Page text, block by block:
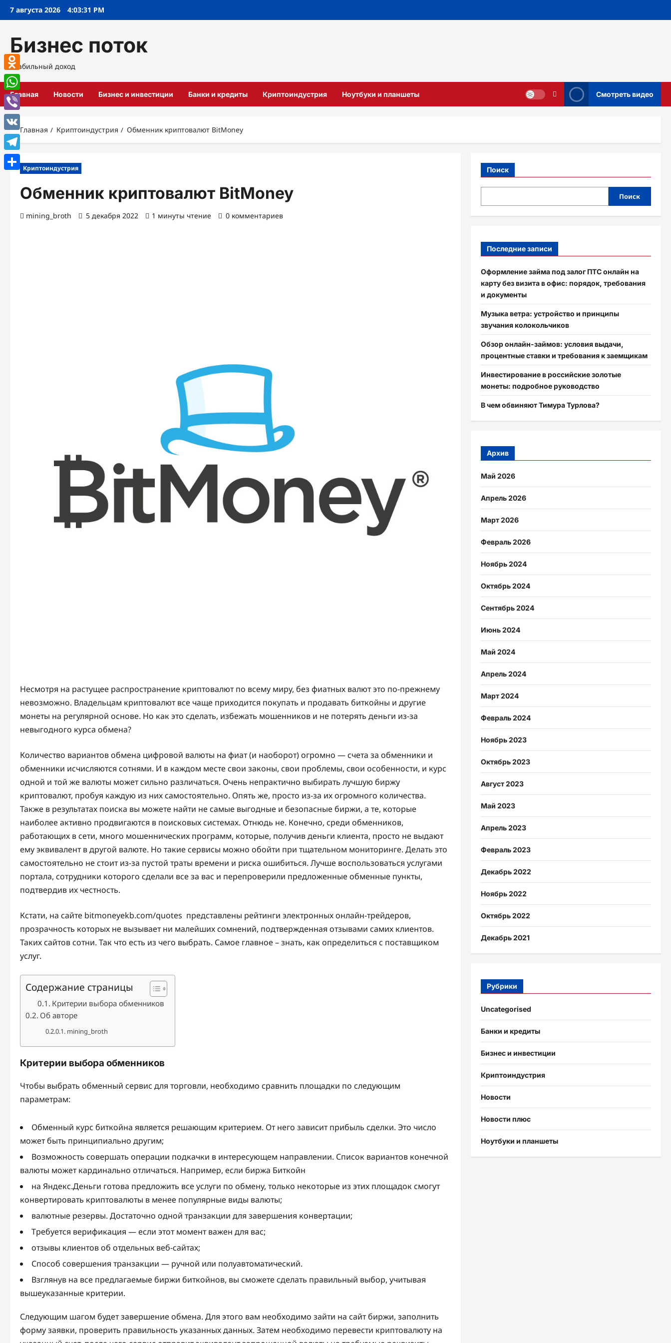
Перейти
7 августа 2026 4:03:32 PM
Бизнес поток
Стабильный доход
Главная Новости Бизнес и инвестиции Банки и кредиты Криптоиндустрия Ноутбуки и планшеты Смотреть видео
Главная Криптоиндустрия Обменник криптовалют BitMoney
Криптоиндустрия
Обменник криптовалют BitMoney
mining_broth 5 декабря 2022 1 минуты чтение 0 комментариев
Несмотря на растущее распространение криптовалют по всему миру, без фиатных валют это по-прежнему
невозможно. Владельцам криптовалют все чаще приходится покупать и продавать биткойны и другие
монеты на регулярной основе. Но как это сделать, избежать мошенников и не потерять деньги из-за
невыгодного курса обмена?
Количество вариантов обмена цифровой валюты на фиат (и наоборот) огромно — счета за обменники и
обменники исчисляются сотнями. И в каждом месте свои законы, свои проблемы, свои особенности, и курс
одной и той же валюты может сильно различаться. Очень непрактично выбирать лучшую биржу
криптовалют, пробуя каждую из них самостоятельно. Опять же, просто из-за их огромного количества.
Также в результатах поиска вы можете найти не самые выгодные и безопасные биржи, а те, которые
наиболее активно продвигаются в поисковых системах. Отнюдь не. Конечно, среди обменников,
работающих в сети, много мошеннических программ, которые, получив деньги клиента, просто не выдают
ему эквивалент в другой валюте. Но такие сервисы можно обойти при тщательном мониторинге. Делать это
самостоятельно не стоит из-за пустой траты времени и риска ошибиться. Лучше воспользоваться услугами
портала, сотрудники которого сделали все за вас и перепроверили предложенные обменные пункты,
подтвердив их честность.
Кстати, на сайте bitmoneyekb.com/quotes представлены рейтинги электронных онлайн-трейдеров,
прозрачность которых не вызывает ни малейших сомнений, подтвержденная отзывами самих клиентов.
Таких сайтов сотни. Так что есть из чего выбрать. Самое главное – знать, как определиться с поставщиком
услуг.
Содержание страницы
Критерии выбора обменников
Об авторе
mining_broth
Критерии выбора обменников
Чтобы выбрать обменный сервис для торговли, необходимо сравнить площадки по следующим
параметрам:
Обменный курс биткойна является решающим критерием. От него зависит прибыль сделки. Это число
может быть принципиально другим;
Возможность совершать операции подкачки в интересующем направлении. Список вариантов конечной
валюты может кардинально отличаться. Например, если биржа Биткойн
на Яндекс.Деньги готова предложить все услуги по обмену, только некоторые из этих площадок смогут
конвертировать криптовалюты в менее популярные виды валюты;
валютные резервы. Достаточно одной транзакции для завершения конвертации;
Требуется верификация — если этот момент важен для вас;
отзывы клиентов об отдельных веб-сайтах;
Способ совершения транзакции — ручной или полуавтоматический.
Взглянув на все предлагаемые биржи биткойнов, вы сможете сделать правильный выбор, учитывая
вышеуказанные критерии.
Следующим шагом будет завершение обмена. Для этого вам необходимо зайти на сайт биржи, заполнить
форму заявки, проверить правильность указанных данных. Затем необходимо перевести криптовалюту на
Поиск
Поиск
Последние записи
Оформление займа под залог ПТС онлайн на
карту без визита в офис: порядок, требования
и документы
Музыка ветра: устройство и принципы
звучания колокольчиков
Обзор онлайн-займов: условия выдачи,
процентные ставки и требования к заемщикам
Инвестирование в российские золотые
монеты: подробное руководство
В чем обвиняют Тимура Турлова?
Архив
Май 2026
Апрель 2026
Март 2026
Февраль 2026
Ноябрь 2024
Октябрь 2024
Сентябрь 2024
Июнь 2024
Май 2024
Апрель 2024
Март 2024
Февраль 2024
Ноябрь 2023
Октябрь 2023
Август 2023
Май 2023
Апрель 2023
Февраль 2023
Декабрь 2022
Ноябрь 2022
Октябрь 2022
Декабрь 2021
Рубрики
Uncategorised
Банки и кредиты
Бизнес и инвестиции
Криптоиндустрия
Новости
Новости плюс
Ноутбуки и планшеты
Odnoklassniki
WhatsApp
Viber
VK
Telegram